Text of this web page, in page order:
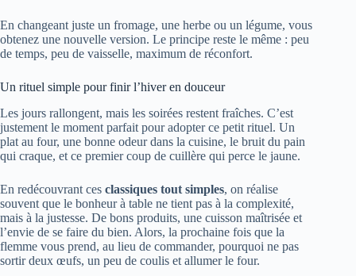
En changeant juste un fromage, une herbe ou un légume, vous
obtenez une nouvelle version. Le principe reste le même : peu
de temps, peu de vaisselle, maximum de réconfort.
Un rituel simple pour finir l’hiver en douceur
Les jours rallongent, mais les soirées restent fraîches. C’est
justement le moment parfait pour adopter ce petit rituel. Un
plat au four, une bonne odeur dans la cuisine, le bruit du pain
qui craque, et ce premier coup de cuillère qui perce le jaune.
En redécouvrant ces classiques tout simples, on réalise
souvent que le bonheur à table ne tient pas à la complexité,
mais à la justesse. De bons produits, une cuisson maîtrisée et
l’envie de se faire du bien. Alors, la prochaine fois que la
flemme vous prend, au lieu de commander, pourquoi ne pas
sortir deux œufs, un peu de coulis et allumer le four.